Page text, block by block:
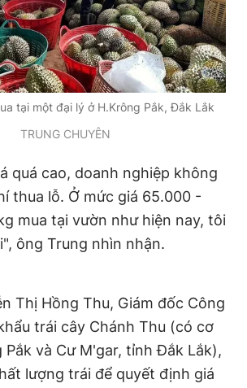
số 110/GP - BTTTT cấp ngày 24.3.2020
thuộc về Báo Thanh Niên. Cấm sao
thức nếu không có sự chấp thuận bằng văn
Technologies, JSC.
tại một đại lý ở H.Krông Pắk, Đắk Lắk
TRUNG CHUYÊN
quá cao, doanh nghiệp không
thua lỗ. Ở mức giá 65.000 -
mua tại vườn như hiện nay, tôi
ông Trung nhìn nhận.
Thị Hồng Thu, Giám đốc Công
trái cây Chánh Thu (có cơ
Pắk và Cư M'gar, tỉnh Đắk Lắk),
lượng trái để quyết định giá